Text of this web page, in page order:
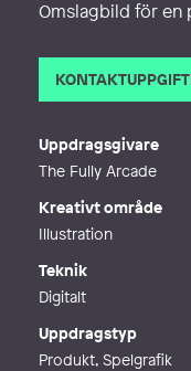
Omslagbild för en
Uppdragsgivare
The Fully Arcade
Kreativt område
Illustration
Teknik
Digitalt
Uppdragstyp
Produkt, Spelgrafik